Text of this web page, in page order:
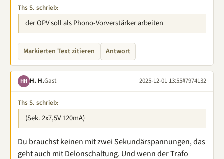
Ths S. schrieb:
der OPV soll als Phono-Vorverstärker arbeiten
Markierten Text zitieren Antwort
HH H. H.Gast 2025-12-01 13:55#7974132
Ths S. schrieb:
(Sek. 2x7,5V 120mA)
Du brauchst keinen mit zwei Sekundärspannungen, das
geht auch mit Delonschaltung. Und wenn der Trafo